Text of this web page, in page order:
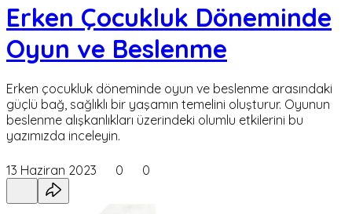
Erken Çocukluk Döneminde
Oyun ve Beslenme
Erken çocukluk döneminde oyun ve beslenme arasındaki
güçlü bağ, sağlıklı bir yaşamın temelini oluşturur. Oyunun
beslenme alışkanlıkları üzerindeki olumlu etkilerini bu
yazımızda inceleyin.
13 Haziran 2023 0 0